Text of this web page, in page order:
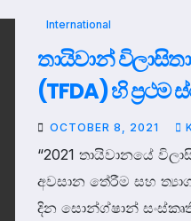
International
තායිවාන්
(TFDA) හි ප්‍රථම
ගජධීර දිනා ගනී.
OCTOBER 8, 2021
“2021 තායිවානයේ
අවසාන තේරීම සහ
දින සොන්ග්ෂාන්